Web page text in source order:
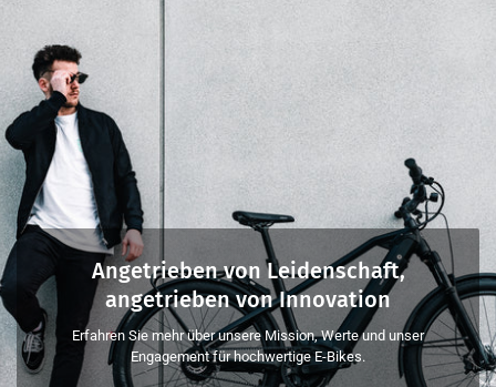
Angetrieben von Leidenschaft,
angetrieben von Innovation
Erfahren Sie mehr über unsere Mission, Werte und unser
Engagement für hochwertige E-Bikes.